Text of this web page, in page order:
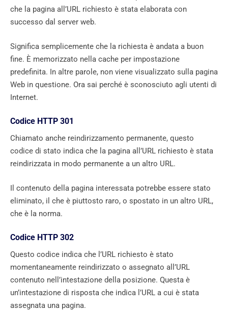
che la pagina all’URL richiesto è stata elaborata con
successo dal server web.
Significa semplicemente che la richiesta è andata a buon
fine. È memorizzato nella cache per impostazione
predefinita. In altre parole, non viene visualizzato sulla pagina
Web in questione. Ora sai perché è sconosciuto agli utenti di
Internet.
Codice HTTP 301
Chiamato anche reindirizzamento permanente, questo
codice di stato indica che la pagina all’URL richiesto è stata
reindirizzata in modo permanente a un altro URL.
Il contenuto della pagina interessata potrebbe essere stato
eliminato, il che è piuttosto raro, o spostato in un altro URL,
che è la norma.
Codice HTTP 302
Questo codice indica che l’URL richiesto è stato
momentaneamente reindirizzato o assegnato all’URL
contenuto nell’intestazione della posizione. Questa è
un’intestazione di risposta che indica l’URL a cui è stata
assegnata una pagina.